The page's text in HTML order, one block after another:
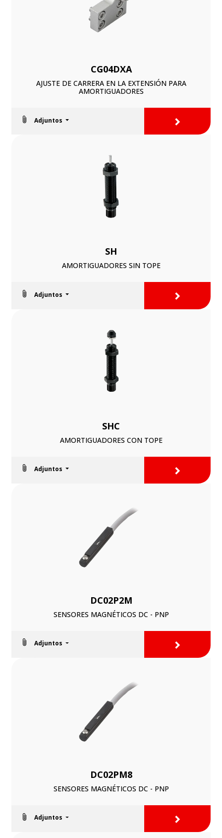
CG04DXA
AJUSTE DE CARRERA EN LA EXTENSIÓN PARA
AMORTIGUADORES
Adjuntos >
SH
AMORTIGUADORES SIN TOPE
Adjuntos >
SHC
AMORTIGUADORES CON TOPE
Adjuntos >
DC02P2M
SENSORES MAGNÉTICOS DC - PNP
Adjuntos >
DC02PM8
SENSORES MAGNÉTICOS DC - PNP
Adjuntos >